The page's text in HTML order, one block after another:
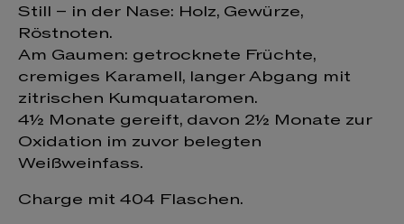
Still – in der Nase: Holz, Gewürze,
Röstnoten.
Am Gaumen: getrocknete Früchte,
cremiges Karamell, langer Abgang mit
zitrischen Kumquataromen.
4½ Monate gereift, davon 2½ Monate zur
Oxidation im zuvor belegten
Weißweinfass.
Charge mit 404 Flaschen.